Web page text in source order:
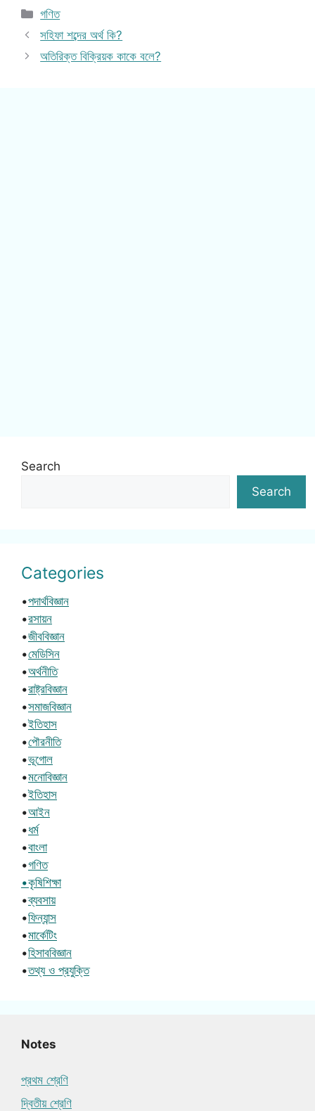
Categories
গণিত
সহিফা শব্দের অর্থ কি?
অতিরিক্ত বিক্রিয়ক কাকে বলে?
Search
Search
Categories
•পদার্থবিজ্ঞান
•রসায়ন
•জীববিজ্ঞান
•মেডিসিন
•অর্থনীতি
•রাষ্ট্রবিজ্ঞান
•সমাজবিজ্ঞান
•ইতিহাস
•পৌরনীতি
•ভূগোল
•মনোবিজ্ঞান
•ইতিহাস
•আইন
•ধর্ম
•বাংলা
•গণিত
•কৃষিশিক্ষা
•ব্যবসায়
•ফিন্যান্স
•মার্কেটিং
•হিসাববিজ্ঞান
•তথ্য ও প্রযুক্তি
Notes
প্রথম শ্রেণি
দ্বিতীয় শ্রেণি